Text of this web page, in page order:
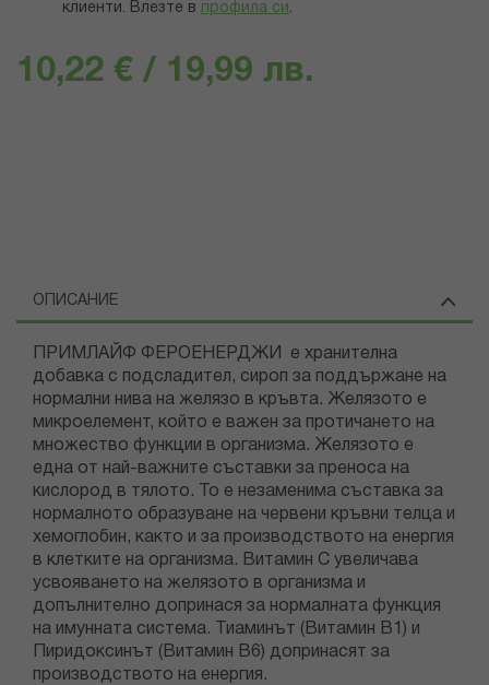
клиенти. Влезте в профила си .
10,22 € / 19,99 лв.
ОПИСАНИЕ
ПРИМЛАЙФ ФЕРОЕНЕРДЖИ е хранителна
добавка с подсладител, сироп за поддържане на
нормални нива на желязо в кръвта. Желязото е
микроелемент, който е важен за протичането на
множество функции в организма. Желязото е
една от най-важните съставки за преноса на
кислород в тялото. То е незаменима съставка за
нормалното образуване на червени кръвни телца и
хемоглобин, както и за производството на енергия
в клетките на организма. Витамин C увеличава
усвояването на желязото в организма и
допълнително допринася за нормалната функция
на имунната система. Тиаминът (Витамин B1) и
Пиридоксинът (Витамин B6) допринасят за
производството на енергия.